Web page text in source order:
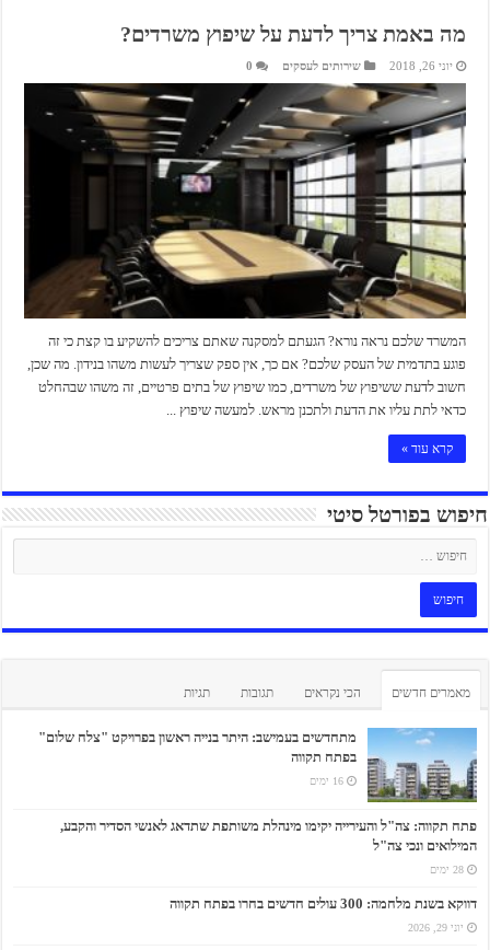
מה באמת צריך לדעת על שיפוץ משרדים?
יוני 26, 2018 שירותים לעסקים 0
המשרד שלכם נראה נורא? הגעתם למסקנה שאתם צריכים להשקיע בו קצת כי זה
פוגע בתדמית של העסק שלכם? אם כך, אין ספק שצריך לעשות משהו בנידון. מה שכן,
חשוב לדעת ששיפוץ של משרדים, כמו שיפוץ של בתים פרטיים, זה משהו שבהחלט
כדאי לתת עליו את הדעת ולתכנן מראש. למעשה שיפוץ ...
קרא עוד »
חיפוש בפורטל סיטי
מאמרים חדשים הכי נקראים תגובות תגיות
מתחדשים בעמישב: היתר בנייה ראשון בפרויקט "צלח שלום"
בפתח תקווה
16 ימים
פתח תקווה: צה"ל והעירייה יקימו מינהלת משותפת שתדאג לאנשי הסדיר והקבע,
המילואים ונכי צה"ל
28 ימים
דווקא בשנת מלחמה: 300 עולים חדשים בחרו בפתח תקווה
יוני 29, 2026